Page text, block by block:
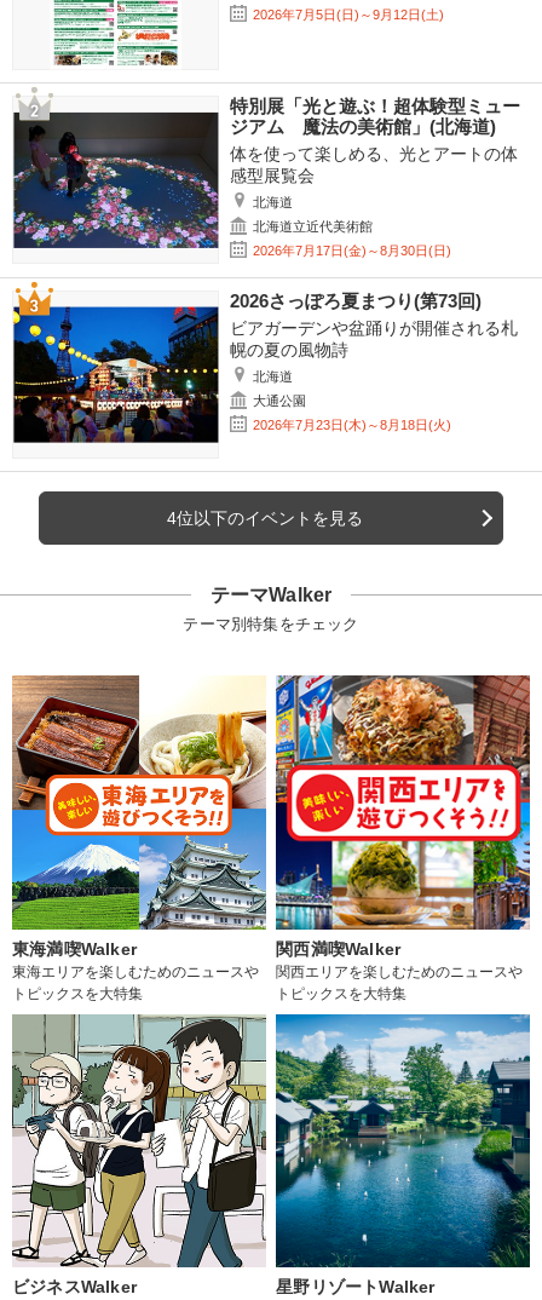
2026年7月5日(日)～9月12日(土)
特別展「光と遊ぶ！超体験型ミュー
ジアム 魔法の美術館」(北海道)
体を使って楽しめる、光とアートの体
感型展覧会
北海道
北海道立近代美術館
2026年7月17日(金)～8月30日(日)
2026さっぽろ夏まつり(第73回)
ビアガーデンや盆踊りが開催される札
幌の夏の風物詩
北海道
大通公園
2026年7月23日(木)～8月18日(火)
4位以下のイベントを見る
テーマWalker
テーマ別特集をチェック
東海満喫Walker
東海エリアを楽しむためのニュースや
トピックスを大特集
関西満喫Walker
関西エリアを楽しむためのニュースや
トピックスを大特集
ビジネスWalker 星野リゾートWalker